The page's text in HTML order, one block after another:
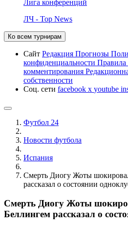
Лига конференций
ЛЧ - Top News
Ко всем турнирам
Сайт Редакция Прогнозы
конфиденциальности Правила
комментирования
собственности
Соц. сети facebook x youtube
Футбол 24
Новости футбола
Испания
Смерть Диогу Жоты
рассказал о состоянии
Смерть Диогу Жоты
Беллингем рассказал о